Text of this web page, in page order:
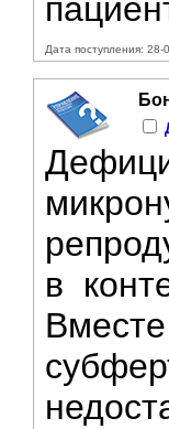
Дата поступления:
в